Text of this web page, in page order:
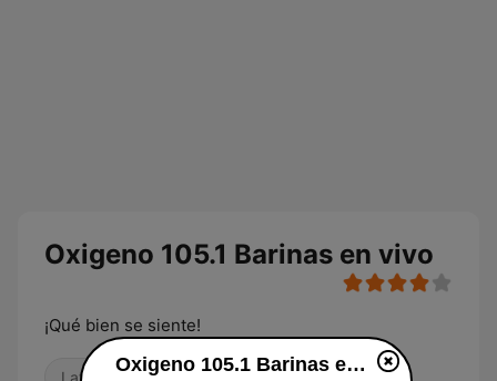
Oxigeno 105.1 Barinas en vivo
¡Qué bien se siente!
Latino
Oxigeno 105.1 Barinas en directo